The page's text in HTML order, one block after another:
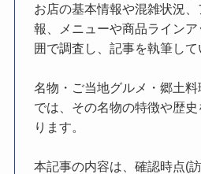
お店の基本情報や混雑状況
報、メニューや商品ライン
囲で調査し、記事を執筆して
名物・ご当地グルメ・郷土
では、その名物の特徴や歴
ります。
本記事の内容は、確認時点(